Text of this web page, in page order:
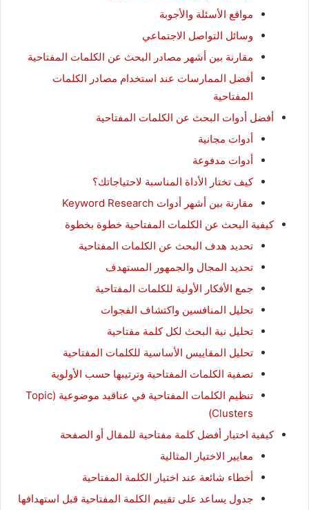
مواقع الأسئلة والأجوبة
وسائل التواصل الاجتماعي
مقارنة بين أشهر مصادر البحث عن الكلمات المفتاحية
أفضل الممارسات عند استخدام مصادر الكلمات
المفتاحية
أفضل أدوات البحث عن الكلمات المفتاحية
أدوات مجانية
أدوات مدفوعة
كيف تختار الأداة المناسبة لاحتياجاتك؟
مقارنة بين أشهر أدوات Keyword Research
كيفية البحث عن الكلمات المفتاحية خطوة بخطوة
تحديد هدف البحث عن الكلمات المفتاحية
تحديد المجال والجمهور المستهدف
جمع الأفكار الأولية للكلمات المفتاحية
تحليل المنافسين واكتشاف الفجوات
تحليل نية البحث لكل كلمة مفتاحية
تحليل المقاييس الأساسية للكلمات المفتاحية
تصفية الكلمات المفتاحية وترتيبها حسب الأولوية
تنظيم الكلمات المفتاحية في عناقيد موضوعية (Topic
Clusters)
كيفية اختيار أفضل كلمة مفتاحية للمقال أو الصفحة
معايير الاختيار المثالية
أخطاء شائعة عند اختيار الكلمة المفتاحية
جدول يساعد على تقييم الكلمة المفتاحية قبل استهدافها